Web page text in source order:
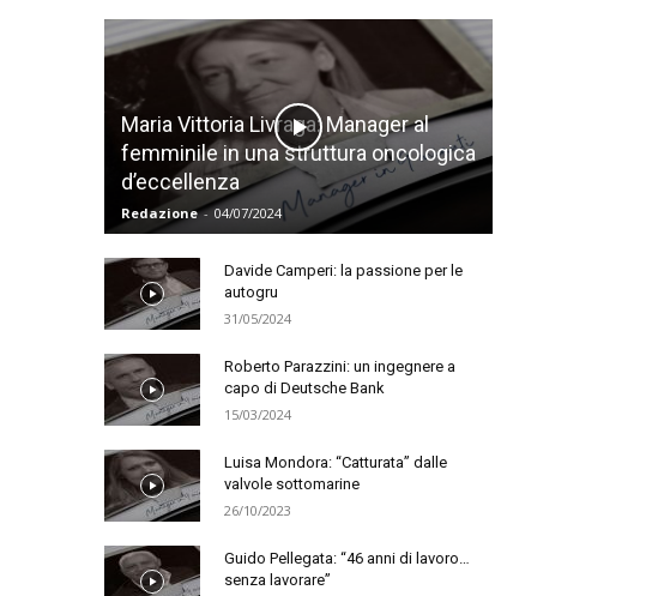
Maria Vittoria Livraga: Manager al
femminile in una struttura oncologica
d’eccellenza
Redazione - 04/07/2024
Davide Camperi: la passione per le
autogru
31/05/2024
Roberto Parazzini: un ingegnere a
capo di Deutsche Bank
15/03/2024
Luisa Mondora: “Catturata” dalle
valvole sottomarine
26/10/2023
Guido Pellegata: “46 anni di lavoro…
senza lavorare”